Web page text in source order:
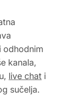
odhodnim
kanala,
live chat i
sučelja.